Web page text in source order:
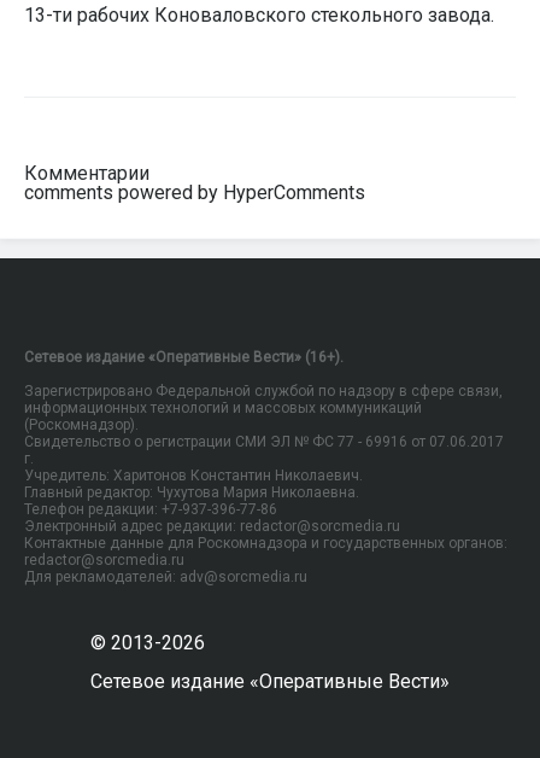
13-ти рабочих Коноваловского стекольного завода.
Комментарии
comments powered by HyperComments
Сетевое издание «Оперативные Вести» (16+).
Зарегистрировано Федеральной службой по надзору в сфере связи,
информационных технологий и массовых коммуникаций
(Роскомнадзор).
Свидетельство о регистрации СМИ ЭЛ № ФС 77 - 69916 от 07.06.2017
г.
Учредитель: Харитонов Константин Николаевич.
Главный редактор: Чухутова Мария Николаевна.
Телефон редакции: +7-937-396-77-86
Электронный адрес редакции: redactor@sorcmedia.ru
Контактные данные для Роскомнадзора и государственных органов:
redactor@sorcmedia.ru
Для рекламодателей: adv@sorcmedia.ru
© 2013-2026
Сетевое издание «Оперативные Вести»